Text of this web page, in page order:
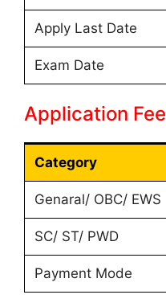
Apply Last Date
Exam Date
Application Fee
Category
Genaral/ OBC/ EWS
SC/ ST/ PWD
Payment Mode